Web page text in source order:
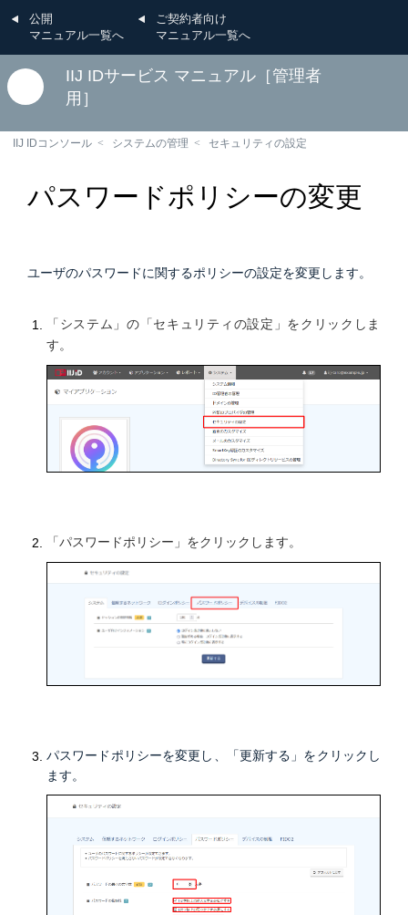
公開
マニュアル一覧へ
ご契約者向け
マニュアル一覧へ
IIJ IDサービス マニュアル［管理者
用］
IIJ IDコンソール システムの管理 セキュリティの設定
パスワードポリシーの変更
ユーザのパスワードに関するポリシーの設定を変更します。
「システム」の「セキュリティの設定」をクリックしま
す。
「パスワードポリシー」をクリックします。
パスワードポリシーを変更し、「更新する」をクリックし
ます。